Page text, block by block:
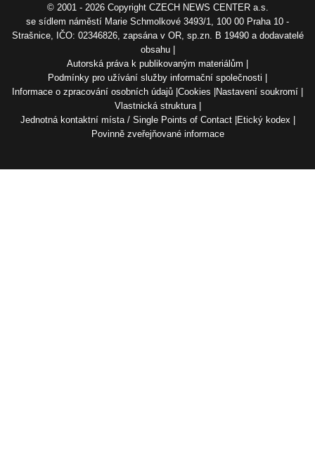
© 2001 - 2026 Copyright CZECH NEWS CENTER a.s.
se sídlem náměstí Marie Schmolkové 3493/1, 100 00 Praha 10 -
Strašnice, IČO: 02346826, zapsána v OR, sp.zn. B 19490 a dodavatelé
obsahu
Autorská práva k publikovaným materiálům
Podmínky pro užívání služby informační společnosti
Informace o zpracování osobních údajů Cookies Nastavení soukromí
Vlastnická struktura
Jednotná kontaktní místa / Single Points of Contact Etický kodex
Povinně zveřejňované informace